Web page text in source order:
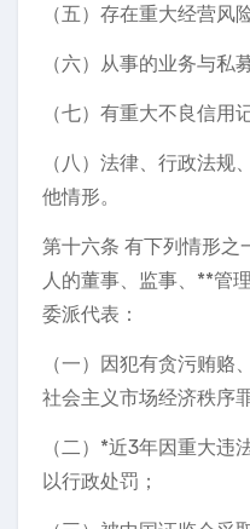
（五）存在重大经营风
（六）从事的业务与私
（七）有重大不良信用
（八）法律、行政法
他情形。
第十六条 有下列情形之
人的董事、监事、**管
委派代表：
（一）因犯有贪污贿
社会主义市场经济秩序
（二）*近3年因重大违
以行政处罚；